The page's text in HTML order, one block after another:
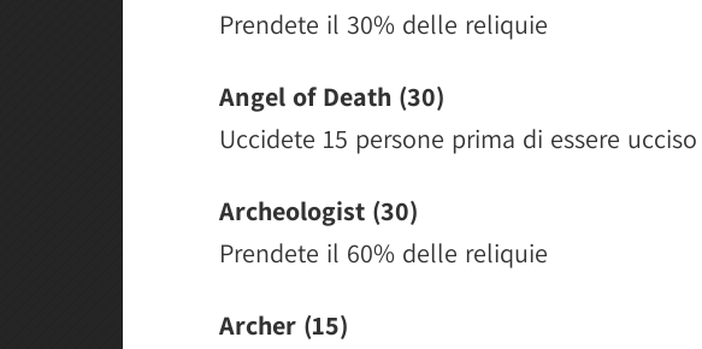
Prendete il 30% delle reliquie
Angel of Death (30)
Uccidete 15 persone prima di essere
Archeologist (30)
Prendete il 60% delle reliquie
Archer (15)